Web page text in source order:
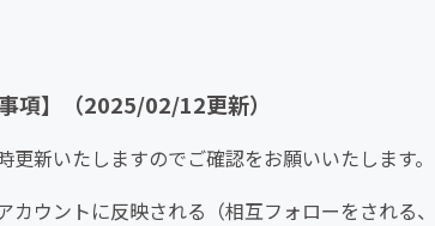
項】（2025/02/12更新）
新いたしますのでご確認をお願いいたします。
カウントに反映される（相互フォローをされる